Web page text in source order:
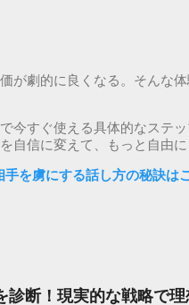
が劇的に良くなる。そんな
今すぐ使える具体的なステ
自信に変えて、もっと自由
を虜にする話し方の秘訣は
診断！現実的な戦略で